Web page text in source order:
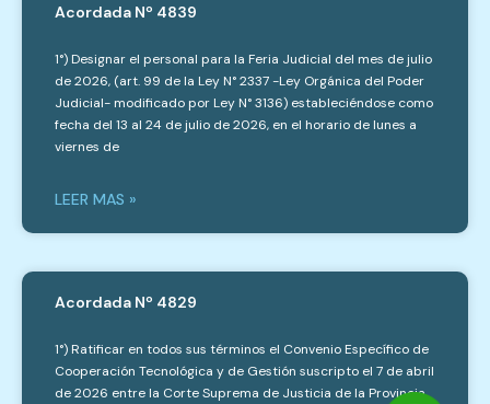
Acordada Nº 4839
1°) Designar el personal para la Feria Judicial del mes de julio
de 2026, (art. 99 de la Ley N° 2337 -Ley Orgánica del Poder
Judicial- modificado por Ley N° 3136) estableciéndose como
fecha del 13 al 24 de julio de 2026, en el horario de lunes a
viernes de
LEER MAS »
Acordada Nº 4829
1°) Ratificar en todos sus términos el Convenio Específico de
Cooperación Tecnológica y de Gestión suscripto el 7 de abril
de 2026 entre la Corte Suprema de Justicia de la Provincia